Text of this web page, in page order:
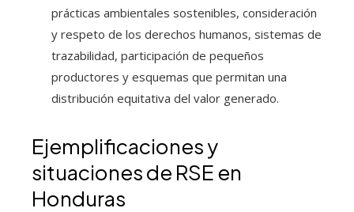
prácticas ambientales sostenibles, consideración
y respeto de los derechos humanos, sistemas de
trazabilidad, participación de pequeños
productores y esquemas que permitan una
distribución equitativa del valor generado.
Ejemplificaciones y
situaciones de RSE en
Honduras